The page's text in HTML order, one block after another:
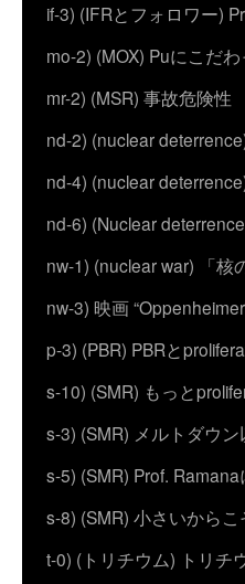
if-3) (IFRとフォロワー)
mo-2) (MOX) Puにこだ
mr-2) (MSR) 事故危険性
nd-2) (nuclear
nd-4) (nuclear
nd-6) (Nuclear
nw-1) (nuclear war) 「核
nw-3) 映画
p-3) (PBR) PBRと
s-10) (SMR) もっと
s-3) (SMR) メルトダウ
s-5) (SMR) Prof.
s-8) (SMR) 小さいから
t-0) (トリチウム) トリチ